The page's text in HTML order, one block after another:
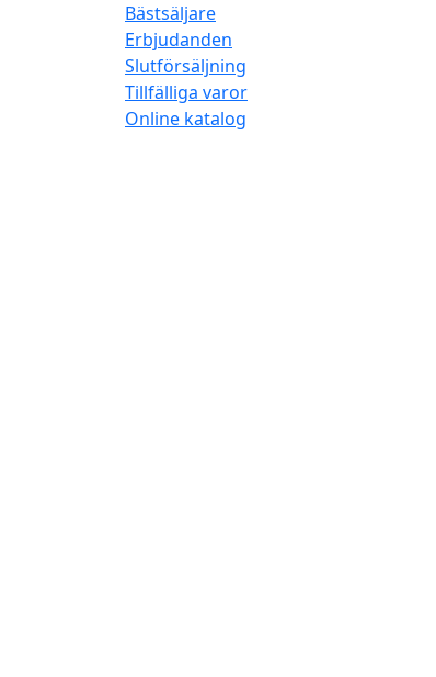
Bästsäljare
Erbjudanden
Slutförsäljning
Tillfälliga varor
Online katalog